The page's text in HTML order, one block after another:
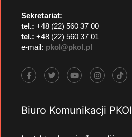
Sekretariat:
tel.: +48 (22) 560 37 00
tel.: +48 (22) 560 37 01
e-mail: pkol@pkol.pl
Biuro Komunikacji PKOl